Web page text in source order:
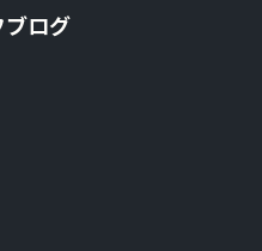
ログ